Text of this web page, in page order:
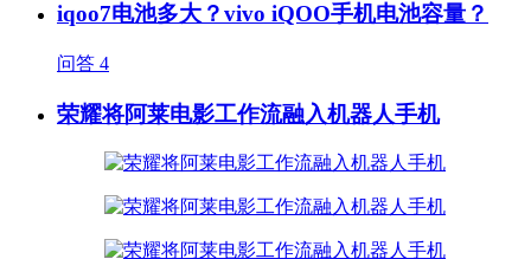
iqoo7电池多大？vivo iQOO手机电池容量？
问答 4
荣耀将阿莱电影工作流融入机器人手机